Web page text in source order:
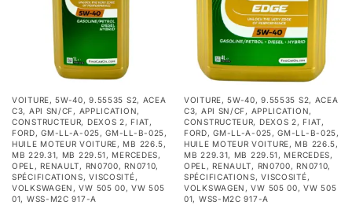
VOITURE,5W-40,9.55535 S2, ACEA
C3, API SN/CF, APPLICATION,
CONSTRUCTEUR, DEXOS 2, FIAT,
FORD,GM-LL-A-025,GM-LL-B-025,
HUILE MOTEUR VOITURE, MB 226.5,
MB 229.31, MB 229.51, MERCEDES,
OPEL , RENAULT, RN0700, RN0710,
SPÉCIFICATIONS,VISCOSITÉ,
VOLKSWAGEN ,VW 505 00,VW 505
01, WSS-M2C 917-A
VOITURE,5W-40,9.55535 S2, ACEA
C3, API SN/CF, APPLICATION,
CONSTRUCTEUR, DEXOS 2, FIAT,
FORD,GM-LL-A-025,GM-LL-B-025,
HUILE MOTEUR VOITURE, MB 226.5,
MB 229.31, MB 229.51, MERCEDES,
OPEL , RENAULT, RN0700, RN0710,
SPÉCIFICATIONS,VISCOSITÉ,
VOLKSWAGEN ,VW 505 00,VW 505
01, WSS-M2C 917-A